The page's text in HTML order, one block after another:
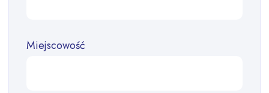
Miejscowość